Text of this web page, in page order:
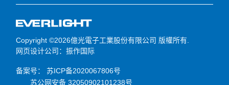
e
Copyright ©2026億光電子工業股份有限公司 版權所有.
网页设计公司 ：振作国际
备案号：
苏ICP备2020067806号
苏公网安备 32050902101238号